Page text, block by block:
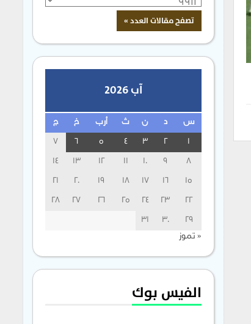
آب 2026
س د ن ث أرب خ ج
1
2
3
4
5
6
7
8
9
10
11
12
13
14
15
16
17
18
19
20
21
22
23
24
25
26
27
28
29
30
31
« تموز
الفيس بوك